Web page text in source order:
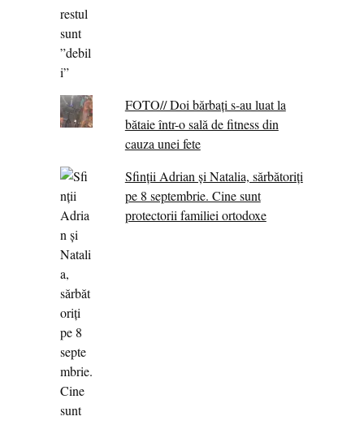
FOTO// Doi bărbați s-au luat la
bătaie într-o sală de fitness din
cauza unei fete
Sfinții Adrian și Natalia, sărbătoriți
pe 8 septembrie. Cine sunt
protectorii familiei ortodoxe